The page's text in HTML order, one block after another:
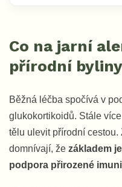
Co na jarní
přírodní byliny
Běžná léčba spočívá v
glukokortikoidů. Stále
tělu ulevit přírodní
domnívají, že základem
podpora přirozené